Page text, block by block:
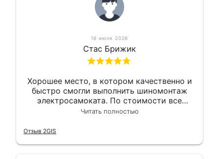
16 июля 2026
Стас Брижик
Хорошее место, в котором качественно и
быстро смогли выполнить шиномонтаж
электросамоката. По стоимости все
вышло вообще приемлемо хочу сказать.
Читать полностью
Отзыв 2GIS